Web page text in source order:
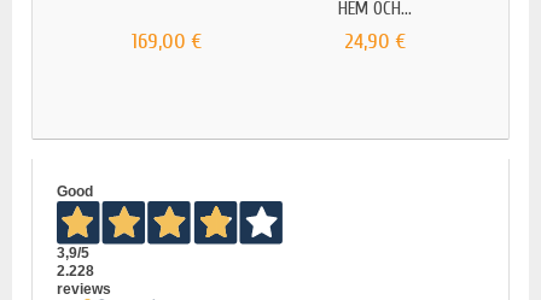
169,00 €
HEM OCH...
24,90 €
Good
3,9/5
2.228
reviews